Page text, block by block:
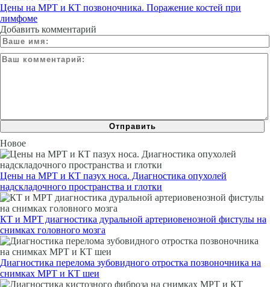
Цены на МРТ и КТ позвоночника. Поражение костей при
лимфоме
Добавить комментарий
Новое
Цены на МРТ и КТ пазух носа. Диагностика опухолей
надскладочного пространства и глотки
КТ и МРТ диагностика дуральной артериовенозной фистулы на
снимках головного мозга
Диагностика перелома зубовидного отростка позвоночника на
снимках МРТ и КТ шеи